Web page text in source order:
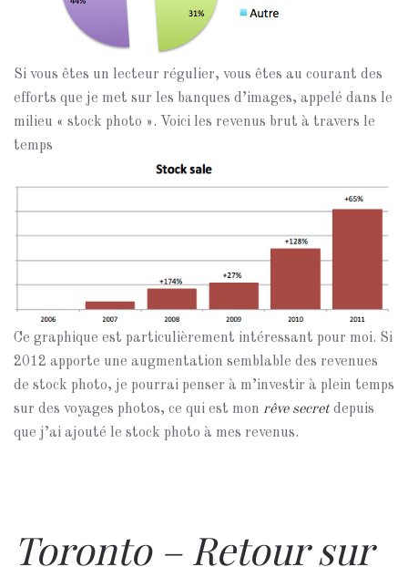
Si vous êtes un lecteur régulier, vous êtes au courant des
efforts que je met sur les banques d’images, appelé dans le
milieu « stock photo ». Voici les revenus brut à travers le
temps
Ce graphique est particulièrement intéressant pour moi. Si
2012 apporte une augmentation semblable des revenues
de stock photo, je pourrai penser à m’investir à plein temps
sur des voyages photos, ce qui est mon rêve secretdepuis
que j’ai ajouté le stock photo à mes revenus.
Toronto – Retour sur